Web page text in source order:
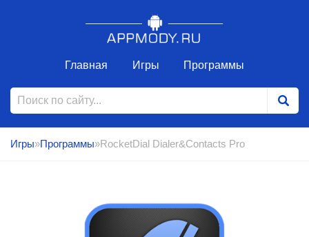
Главная Игры Программы
Игры»Программы»RocketDial Dialer&Contacts Pro